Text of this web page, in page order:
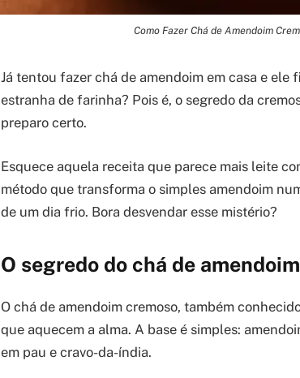
Como Fazer Chá de Amendoim
Já tentou fazer chá de amendoim em casa e
estranha de farinha? Pois é, o segredo da
preparo certo.
Esquece aquela receita que parece mais leite
método que transforma o simples amendoim
de um dia frio. Bora desvendar esse mistério?
O segredo do chá de
O chá de amendoim cremoso, também
que aquecem a alma. A base é simples:
em pau e cravo-da-índia.